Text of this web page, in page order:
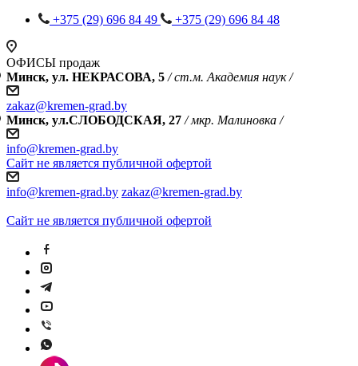
+375 (29) 696 84 49
+375 (29) 696 84 48
ОФИСЫ продаж
Минск, ул. НЕКРАСОВА, 5 / ст.м. Академия наук /
zakaz@kremen-grad.by
Минск, ул.СЛОБОДСКАЯ, 27 / мкр. Малиновка /
info@kremen-grad.by
Сайт не является публичной офертой
info@kremen-grad.by zakaz@kremen-grad.by
Сайт не является публичной офертой